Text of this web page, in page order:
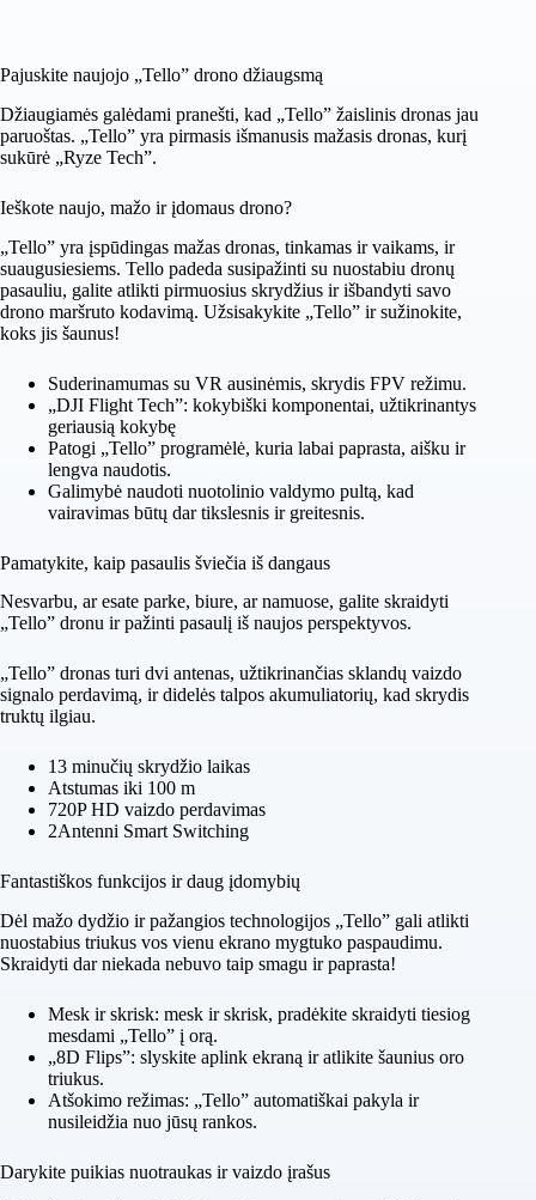
Pajuskite naujojo „Tello” drono džiaugsmą
Džiaugiamės galėdami pranešti, kad „Tello” žaislinis dronas jau
paruoštas. „Tello” yra pirmasis išmanusis mažasis dronas, kurį
sukūrė „Ryze Tech”.
Ieškote naujo, mažo ir įdomaus drono?
„Tello” yra įspūdingas mažas dronas, tinkamas ir vaikams, ir
suaugusiesiems. Tello padeda susipažinti su nuostabiu dronų
pasauliu, galite atlikti pirmuosius skrydžius ir išbandyti savo
drono maršruto kodavimą. Užsisakykite „Tello” ir sužinokite,
koks jis šaunus!
Suderinamumas su VR ausinėmis, skrydis FPV režimu.
„DJI Flight Tech”: kokybiški komponentai, užtikrinantys
geriausią kokybę
Patogi „Tello” programėlė, kuria labai paprasta, aišku ir
lengva naudotis.
Galimybė naudoti nuotolinio valdymo pultą, kad
vairavimas būtų dar tikslesnis ir greitesnis.
Pamatykite, kaip pasaulis šviečia iš dangaus
Nesvarbu, ar esate parke, biure, ar namuose, galite skraidyti
„Tello” dronu ir pažinti pasaulį iš naujos perspektyvos.
„Tello” dronas turi dvi antenas, užtikrinančias sklandų vaizdo
signalo perdavimą, ir didelės talpos akumuliatorių, kad skrydis
truktų ilgiau.
13 minučių skrydžio laikas
Atstumas iki 100 m
720P HD vaizdo perdavimas
2Antenni Smart Switching
Fantastiškos funkcijos ir daug įdomybių
Dėl mažo dydžio ir pažangios technologijos „Tello” gali atlikti
nuostabius triukus vos vienu ekrano mygtuko paspaudimu.
Skraidyti dar niekada nebuvo taip smagu ir paprasta!
Mesk ir skrisk: mesk ir skrisk, pradėkite skraidyti tiesiog
mesdami „Tello” į orą.
„8D Flips”: slyskite aplink ekraną ir atlikite šaunius oro
triukus.
Atšokimo režimas: „Tello” automatiškai pakyla ir
nusileidžia nuo jūsų rankos.
Darykite puikias nuotraukas ir vaizdo įrašus